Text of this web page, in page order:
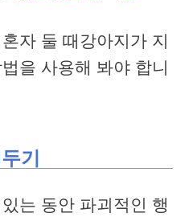
자 둘 때강아지가 지
을 사용해 봐야 합니
기
는 동안 파괴적인 행